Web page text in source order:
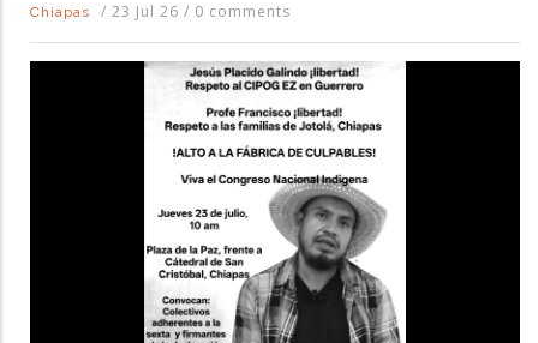
Chiapas
/ 23 Jul 26 / 0 comments